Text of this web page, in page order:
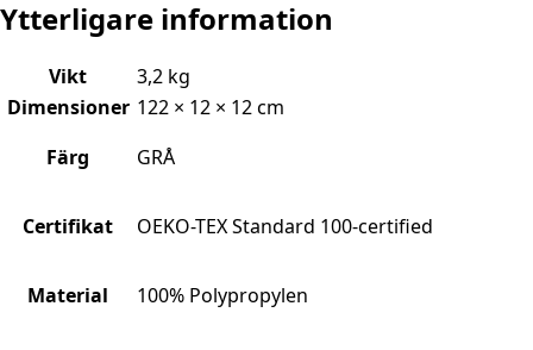
Ytterligare information
Vikt
3,2 kg
Dimensioner 122 × 12 × 12 cm
Färg
GRÅ
Certifikat OEKO-TEX Standard 100-certified
Material 100% Polypropylen